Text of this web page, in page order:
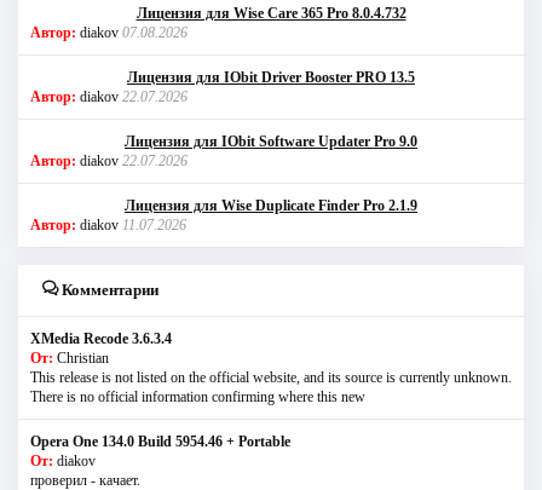
Лицензия для Wise Care 365 Pro 8.0.4.732
Автор: diakov 07.08.2026
Лицензия для IObit Driver Booster PRO 13.5
Автор: diakov 22.07.2026
Лицензия для IObit Software Updater Pro 9.0
Автор: diakov 22.07.2026
Лицензия для Wise Duplicate Finder Pro 2.1.9
Автор: diakov 11.07.2026
Комментарии
XMedia Recode 3.6.3.4
От: Christian
This release is not listed on the official website, and its source is currently unknown.
There is no official information confirming where this new
Opera One 134.0 Build 5954.46 + Portable
От: diakov
проверил - качает.